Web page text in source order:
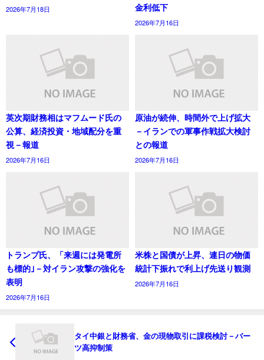
2026年7月18日
金利低下
2026年7月16日
英次期財務相はマフムード氏の
公算、経済投資・地域配分を重
視－報道
2026年7月16日
原油が続伸、時間外で上げ拡大
－イランでの軍事作戦拡大検討
との報道
2026年7月16日
トランプ氏、「来週には発電所
も標的｣－対イラン攻撃の強化を
表明
2026年7月16日
米株と国債が上昇、連日の物価
統計下振れで利上げ先送り観測
2026年7月16日
タイ中銀と財務省、金の現物取引に課税検討－バー
ツ高抑制策